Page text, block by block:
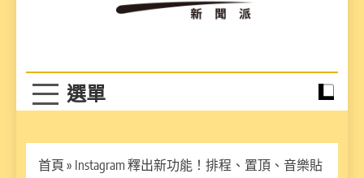
首頁 » Instagram 釋出新功能！排程、置頂、音樂貼